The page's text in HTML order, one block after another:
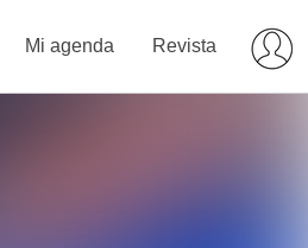
Mi agenda Revista